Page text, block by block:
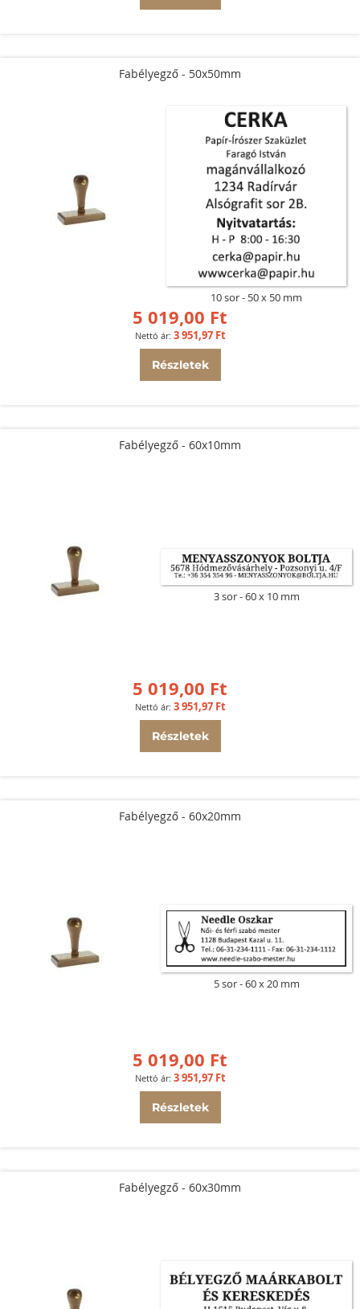
Fabélyegző - 50x50mm
10 sor 50 x 50 mm
5 019,00 Ft
3 951,97 Ft
Részletek
Fabélyegző - 60x10mm
3 sor 60 x 10 mm
5 019,00 Ft
3 951,97 Ft
Részletek
Fabélyegző - 60x20mm
5 sor 60 x 20 mm
5 019,00 Ft
3 951,97 Ft
Részletek
Fabélyegző - 60x30mm